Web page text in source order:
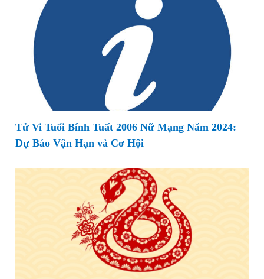
Tử Vi Tuổi Bính Tuất 2006 Nữ Mạng Năm 2024:
Dự Báo Vận Hạn và Cơ Hội